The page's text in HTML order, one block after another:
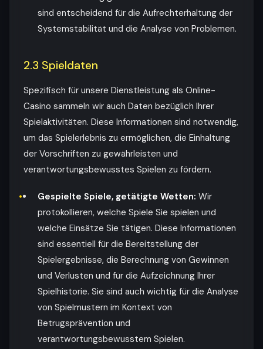
sind entscheidend für die Aufrechterhaltung der
Systemstabilität und die Analyse von Problemen.
2.3 Spieldaten
Spezifisch für unsere Dienstleistung als Online-
Casino sammeln wir auch Daten bezüglich Ihrer
Spielaktivitäten. Diese Informationen sind notwendig,
um das Spielerlebnis zu ermöglichen, die Einhaltung
der Vorschriften zu gewährleisten und
verantwortungsbewusstes Spielen zu fördern.
Gespielte Spiele, getätigte Wetten: Wir
protokollieren, welche Spiele Sie spielen und
welche Einsätze Sie tätigen. Diese Informationen
sind essentiell für die Bereitstellung der
Spielergebnisse, die Berechnung von Gewinnen
und Verlusten und für die Aufzeichnung Ihrer
Spielhistorie. Sie sind auch wichtig für die Analyse
von Spielmustern im Kontext von
Betrugsprävention und
verantwortungsbewusstem Spielen.